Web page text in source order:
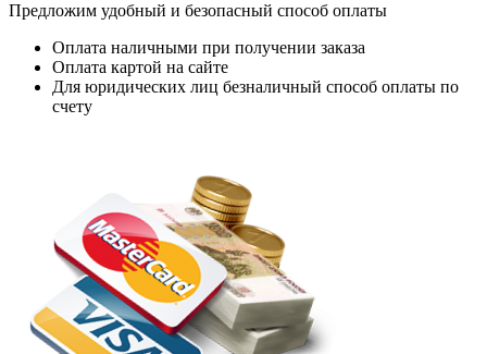
Предложим удобный и безопасный способ оплаты
Оплата наличными при получении заказа
Оплата картой на сайте
Для юридических лиц безналичный способ оплаты по
счету